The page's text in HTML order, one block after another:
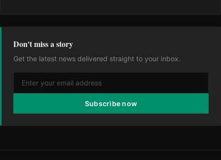
Don't miss a story
Get the latest news delivered straight to your inbox.
Subscribe now